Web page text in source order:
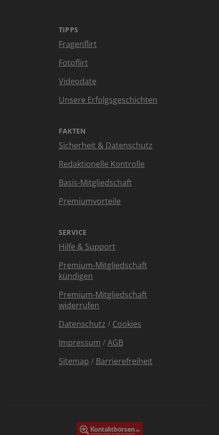
TIPPS
Fragenflirt
Fotoflirt
Videodate
Unsere Erfolgsgeschichten
FAKTEN
Sicherheit & Datenschutz
Redaktionelle Kontrolle
Basis-Mitgliedschaft
Premiumvorteile
SERVICE
Hilfe & Support
Premium-Mitgliedschaft
kündigen
Premium-Mitgliedschaft
widerrufen
Datenschutz / Cookies
Impressum /AGB
Sitemap / Barrierefreiheit